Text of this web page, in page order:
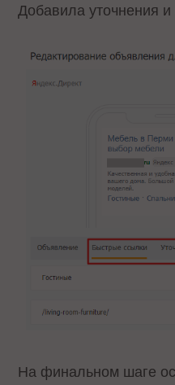
Добавила уточнения
На финальном шаге